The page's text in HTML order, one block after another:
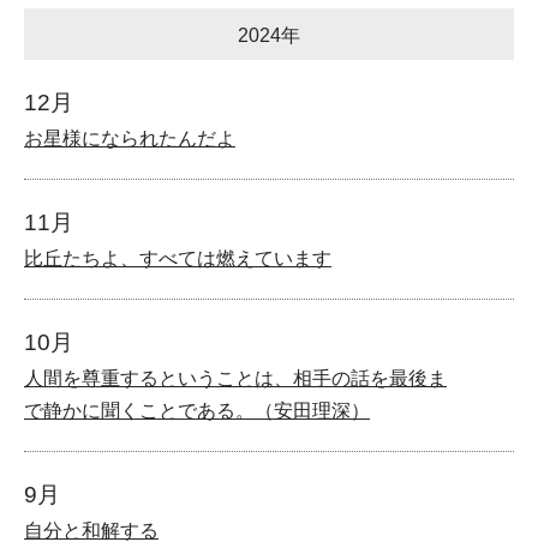
2024年
12月
お星様になられたんだよ
11月
比丘たちよ、すべては燃えています
10月
人間を尊重するということは、相手の話を最後ま
で静かに聞くことである。（安田理深）
9月
自分と和解する